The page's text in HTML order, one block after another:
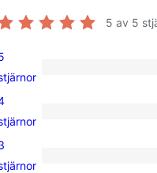
5 av 5
5-
stjärniga
stjärniga